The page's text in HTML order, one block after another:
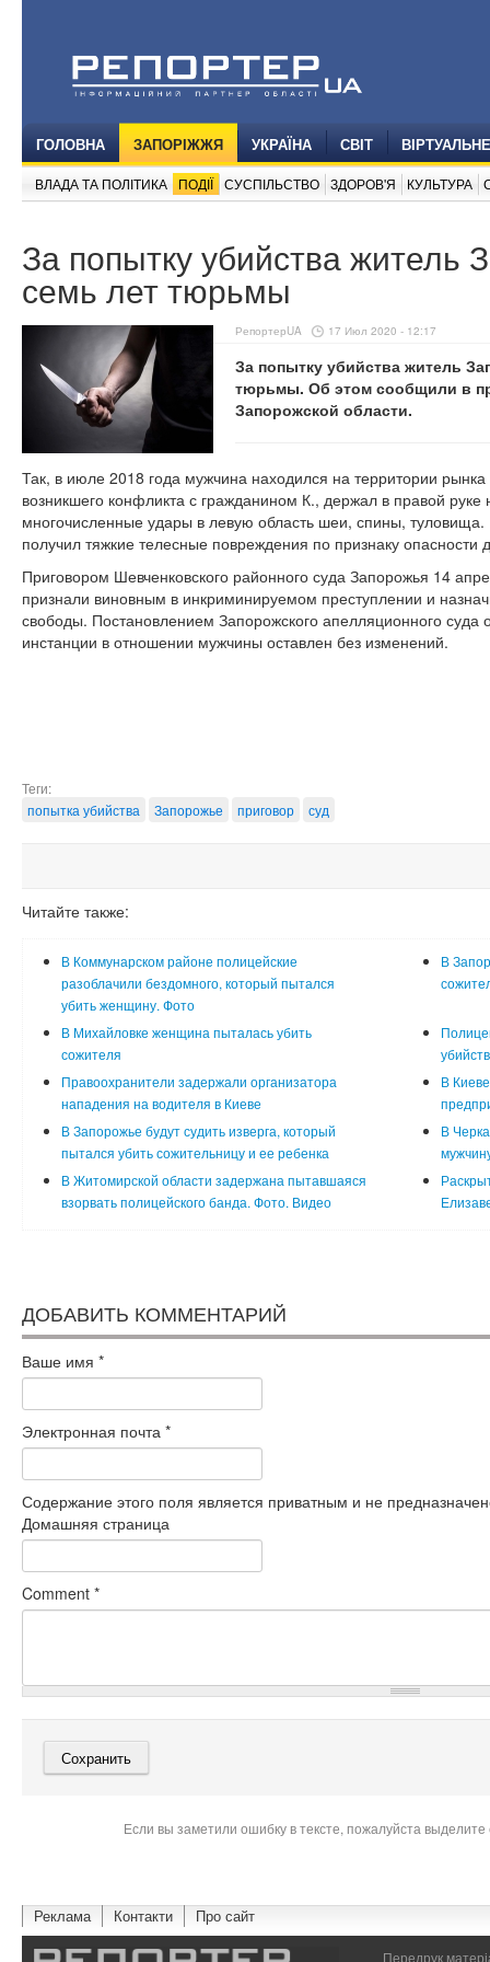
ГОЛОВНА ЗАПОРІЖЖЯ УКРАЇНА СВІТ
ВЛАДА ТА ПОЛІТИКА ПОДІЇ СУСПІЛЬСТВО ЗДОРОВ'Я КУЛЬТУРА
За попытку убийства житель
семь лет тюрьмы
РепортерUA 17 Июл 2020 - 12:17
За попытку убийства житель
тюрьмы. Об этом сообщили в
Запорожской области.
Так, в июле 2018 года мужчина находился на территории
возникшего конфликта с гражданином К., держал в правой
многочисленные удары в левую область шеи, спины, туловища.
получил тяжкие телесные повреждения по признаку опасности
Приговором Шевченковского районного суда Запорожья 14
признали виновным в инкриминируемом преступлении и
свободы. Постановлением Запорожского апелляционного суда
инстанции в отношении мужчины оставлен без изменений.
Теги:
попытка убийства
Запорожье приговор суд
Читайте также:
В Коммунарском районе полицейские
разоблачили бездомного, который пытался
убить женщину. Фото
В
В Михайловке женщина пыталась убить
сожителя
Правоохранители задержали организатора
нападения на водителя в Киеве
В
В Запорожье будут судить изверга, который
пытался убить сожительницу и ее ребенка
В
В Житомирской области задержана пытавшаяся
взорвать полицейского банда. Фото. Видео
ДОБАВИТЬ КОММЕНТАРИЙ
Ваше имя *
Электронная почта *
Содержание этого поля является приватным и не
Домашняя страница
Comment *
Если вы заметили ошибку в тексте, пожалуйста
Реклама Контакти Про сайт
Передрук